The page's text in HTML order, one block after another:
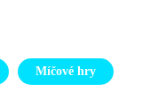
Míčové hry